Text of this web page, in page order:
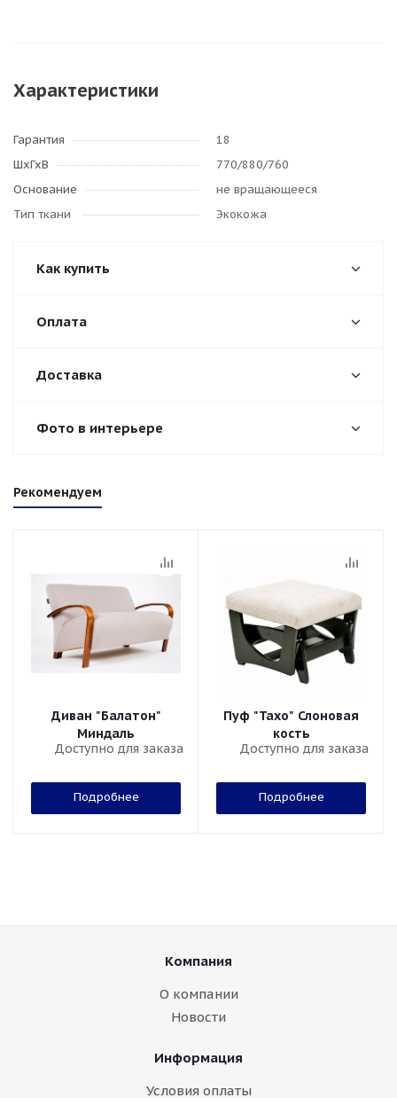
Характеристики
Гарантия
18
ШхГхВ
770/880/760
Основание
не вращающееся
Тип ткани
Экокожа
Как купить
Оплата
Доставка
Фото в интерьере
Рекомендуем
Диван "Балатон"
Миндаль
Доступно для заказа
Подробнее
Пуф "Тахо" Слоновая
кость
Доступно для заказа
Подробнее
Компания
О компании
Новости
Информация
Условия оплаты